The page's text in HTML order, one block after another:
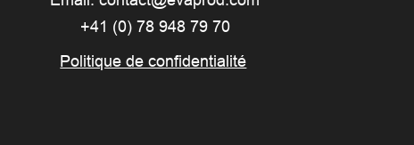
+41 (0) 78 948 79 70
Politique de confidentialité